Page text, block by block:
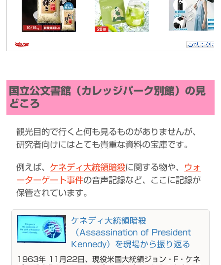
国立公文書館（カレッジパーク別館）の見
どころ
観光目的で行くと何も見るものがありませんが、
研究者向けにはとても貴重な資料の宝庫です。
例えば、 ケネディ大統領暗殺に関する物や、 ウォ
ーターゲート事件の音声記録など、ここに記録が
保管されています。
ケネディ大統領暗殺
（Assassination of President
Kennedy）を現場から振り返る
1963年 11月22日、現役米国大統領ジョン・F・ケネ